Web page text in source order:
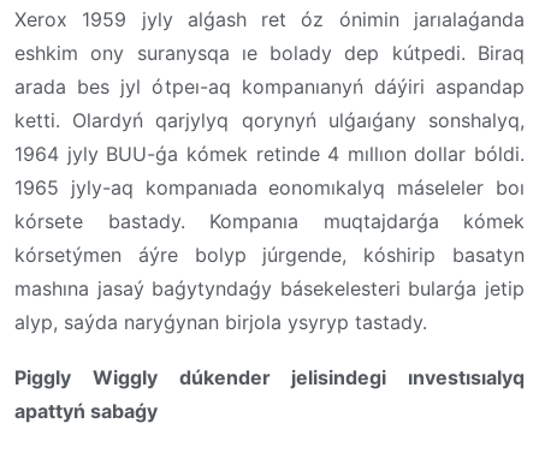
Xerox 1959 jyly alǵash ret óz ónimin jarıalaǵanda
eshkim ony suranysqa ıe bolady dep kútpedi. Biraq
arada bes jyl ótpeı-aq kompanıanyń dáýiri aspandap
ketti. Olardyń qarjylyq qorynyń ulǵaıǵany sonshalyq,
1964 jyly BUU-ǵa kómek retinde 4 mıllıon dollar bóldi.
1965 jyly-aq kompanıada eonomıkalyq máseleler boı
kórsete bastady. Kompanıa muqtajdarǵa kómek
kórsetýmen áýre bolyp júrgende, kóshirip basatyn
mashına jasaý baǵytyndaǵy básekelesteri bularǵa jetip
alyp, saýda naryǵynan birjola ysyryp tastady.
Piggly Wiggly dúkender jelisindegi ınvestısıalyq
apattyń sabaǵy